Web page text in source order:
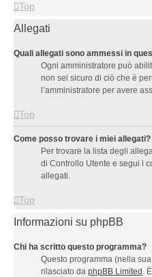
Top
Allegati
Quali allegati sono ammessi in
Ogni amministratore può
non sei sicuro di ciò che è
l’amministratore per avere
Top
Come posso trovare i miei allegati?
Per trovare la lista degli
di Controllo Utente e segui i
allegati.
Top
Informazioni su phpBB
Chi ha scritto questo programma?
Questo programma (nella
rilasciato da phpBB Limited .